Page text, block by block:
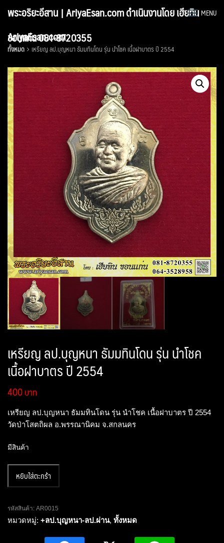
พระอริยะอีสาน | AriyaEsan.com ดำเนินงานโดย เฮียทิน
ขอนแก่น 081-8720355
MENU
AriyaEsan.com
ทั้งหมด เหรียญ ลป.บุญหนา ธัมมทินโดน รุ่น นำโชค เนื้อฝาบาตร ปี 2554
เหรียญ ลป.บุญหนา ธัมมทินโดน รุ่น นำโชค
เนื้อฝาบาตร ปี 2554
400
เหรียญ ลป.บุญหนา ธัมมทินโดน รุ่น นำโชค เนื้อฝาบาตร ปี 2554
วัดป่าโสตถิผล อ.พรรณานิคม จ.สกลนคร
มีสินค้า
เหรียญ
หนา
ธัมม
หยิบใส่ตะกร้า
รหัสสินค้า: AR0015
หมวดหมู่: +ลป.บุญหนา-ลป.ผ่าน, ทั้งหมด